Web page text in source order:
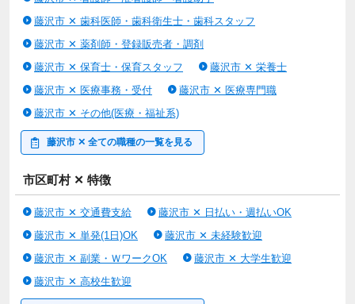
藤沢市 ✕ 歯科医師・歯科衛生士・歯科スタッフ
藤沢市 ✕ 薬剤師・登録販売者・調剤
藤沢市 ✕ 保育士・保育スタッフ
藤沢市 ✕ 栄養士
藤沢市 ✕ 医療事務・受付
藤沢市 ✕ 医療専門職
藤沢市 ✕ その他(医療・福祉系)
藤沢市 ✕ 全ての職種の一覧を見る
市区町村 ✕ 特徴
藤沢市 ✕ 交通費支給
藤沢市 ✕ 日払い・週払いOK
藤沢市 ✕ 単発(1日)OK
藤沢市 ✕ 未経験歓迎
藤沢市 ✕ 副業・ＷワークOK
藤沢市 ✕ 大学生歓迎
藤沢市 ✕ 高校生歓迎